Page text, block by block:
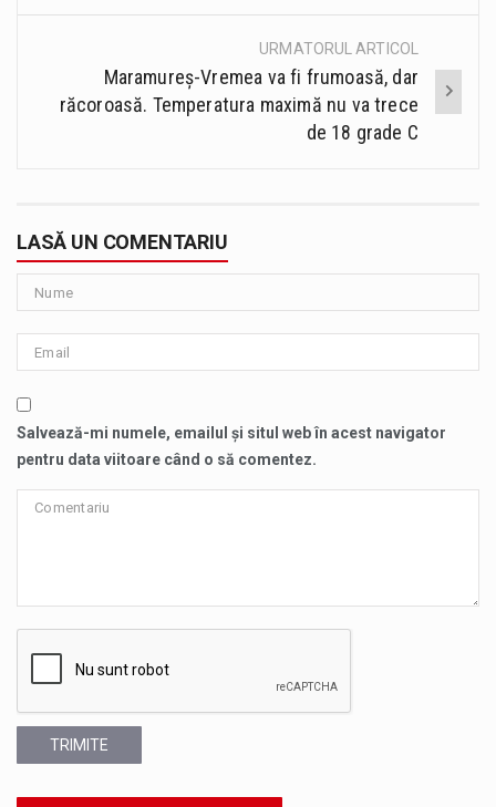
URMATORUL ARTICOL
Maramureș-Vremea va fi frumoasă, dar
răcoroasă. Temperatura maximă nu va trece
de 18 grade C
LASĂ UN COMENTARIU
Salvează-mi numele, emailul și situl web în acest navigator
pentru data viitoare când o să comentez.
TRIMITE